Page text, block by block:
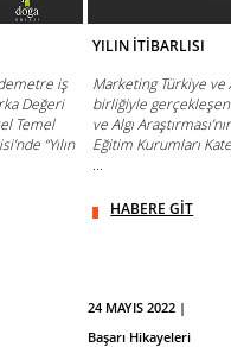
iş
Değeri
Temel
“Yılın
YILIN İTİBARLISI
Marketing Türkiye
birliğiyle
ve Algı
Eğitim Kurumları
...
HABERE GİT
24 MAYIS 2022 |
Başarı Hikayeleri